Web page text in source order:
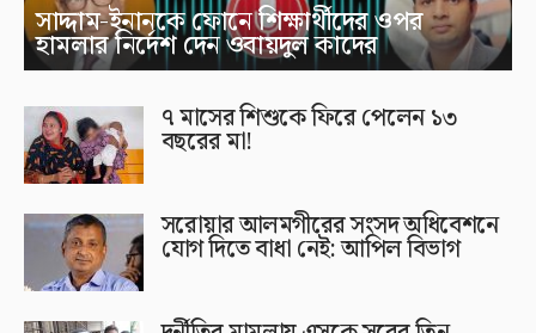
সাদ্দাম-ইনানকে ফোনে শিক্ষার্থীদের ওপর
হামলার নির্দেশ দেন ওবায়দুল কাদের
৭ মাসের শিশুকে ফিরে পেলেন ১৩
বছরের মা!
সরোয়ার আলমগীরের সংসদ অধিবেশনে
যোগ দিতে বাধা নেই: আপিল বিভাগ